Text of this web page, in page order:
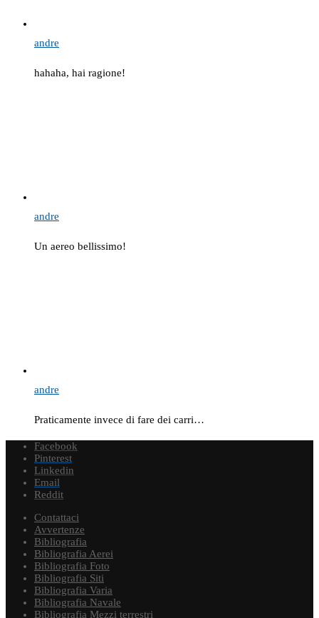
andre
hahaha, hai ragione!
andre
Un aereo bellissimo!
andre
Praticamente invece di fare dei carri…
Facebook
Pinterest
Linkedin
Email
Reddit
Contattaci
Avvertenze
Bibliografia
Bibliografia Aerei
Bibliografia Foto
Bibliografia Siti
Bibliografia Varia
Bibliografia Navale
Bibliografia Mezzi terrestri